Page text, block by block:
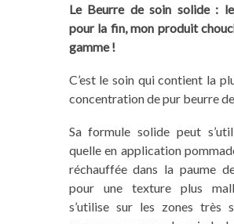
Le Beurre de soin solide :
pour la fin, mon produit
gamme !
C’est le soin qui contient la
concentration de pur beurre
Sa formule solide peut
quelle en application
réchauffée dans la paume
pour une texture plus
s’utilise sur les zones très